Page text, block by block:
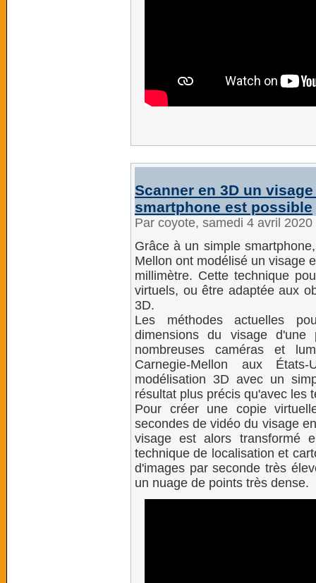
Scanner en 3D un
smartphone est possible
Par coyote, samedi 4 avril
Grâce à un simple
Mellon ont modélisé un visage
millimètre. Cette technique
virtuels, ou être adaptée aux
3D.
Les méthodes actuelles
dimensions du visage d'une
nombreuses caméras et
Carnegie-Mellon aux
modélisation 3D avec un
résultat plus précis qu'avec les
Pour créer une copie
secondes de vidéo du visage
visage est alors transformé
technique de localisation et
d'images par seconde très
un nuage de points très dense.